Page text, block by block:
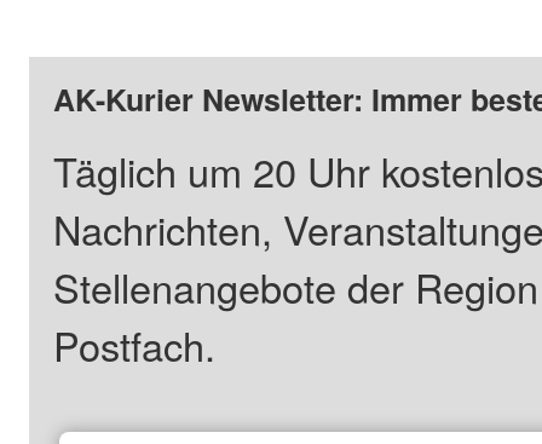
AK-Kurier Newsletter: Immer
Täglich um 20 Uhr
Nachrichten,
Stellenangebote der
Postfach.